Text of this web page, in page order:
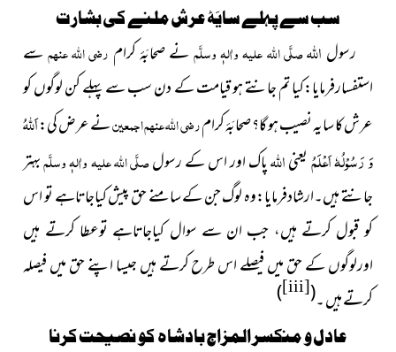
سب سے پہلے سایَۂ عرش ملنے کی بشارت
رسولاللہصلَّی اللہ علیہ واٰلہٖ وسلَّمنے صحابَۂ کرام رضی اللہ عنہمسے
استفسارفرمایا:کیا تم جانتے ہو قیامت کے دن سب سے پہلے کن لوگوں کو
عرش کا سایہ نصیب ہو گا؟ صحابَۂ کرامرضی اللہ عنہم اجمعیننے عرض کی:اَللہُ
وَ رَسُوْلُہٗ اَعْلَمُیعنیاللہپاک اور اس کے رسولصلَّی اللہ علیہ واٰلہٖ وسلَّمبہتر
جانتے ہیں۔ارشادفرمایا:وہ لوگ جن کے سامنے حق پیش کیاجاتاہے تو اس
کو قبول کرتے ہیں، جب ان سے سوال کیاجاتاہے توعطا کرتے ہیں
اورلوگوں کے حق میں فیصلے اس طرح کرتے ہیں جیسا اپنے حق میں فیصلہ
کرتے ہیں ۔(
[iii]
)
عادل و منکسر المزاج بادشاہ کو نصیحت کرنا